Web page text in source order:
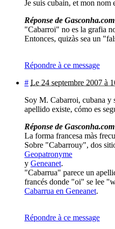
Je suis cubain, et mon nom
Réponse de
"Cabarroi" no es la grafia
Entonces, quizàs sea un
Répondre à ce message
# Le 24 septembre 2007 à
Soy M. Cabarroi, cubana y
apellido existe, cómo es
Réponse de
La forma francesa màs
Sobre "Cabarrouy", dos
Geopatronyme
y Geneanet.
"Cabarrua" parece un
francés donde "oi" se lee
Cabarrua en Geneanet.
Répondre à ce message